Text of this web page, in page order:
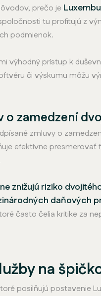
prečo je
tu profitujú z
podmienok.
výhodný prístup k
či výskumu môžu
o zamedzení
zmluvy o
efektívne presmerovať
znižujú riziko
daňových
často čelia kritike za
na
posilňujú postavenie